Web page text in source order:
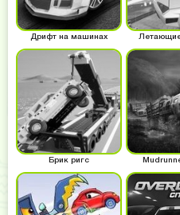
Дрифт на машинах
Брик ригс